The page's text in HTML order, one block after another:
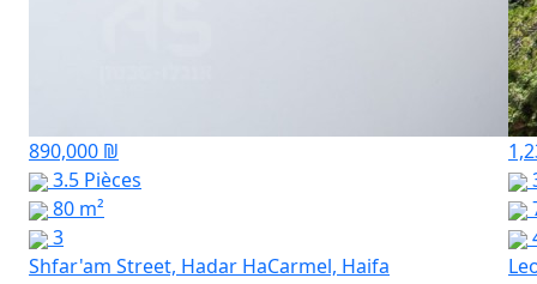
890,000 ₪
3.5 Pièces
80 m²
3
Shfar'am Street, Hadar HaCarmel, Haifa